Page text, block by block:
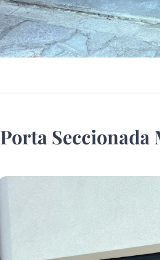
Porta Seccionada